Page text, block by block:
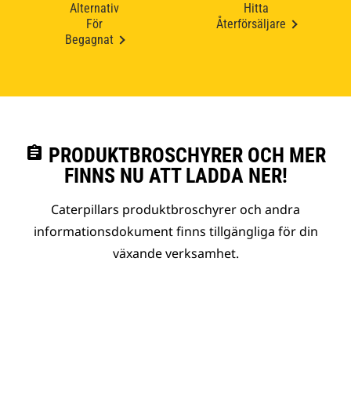
Alternativ
För
Begagnat
Hitta
Återförsäljare
assignment PRODUKTBROSCHYRER OCH MER
FINNS NU ATT LADDA NER!
Caterpillars produktbroschyrer och andra
informationsdokument finns tillgängliga för din
växande verksamhet.